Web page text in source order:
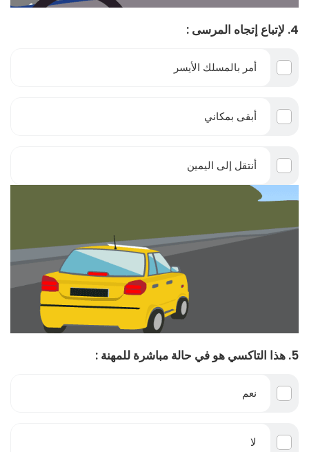
4. لإتباع إتجاه المرسى :
أمر بالمسلك الأيسر
أبقى بمكاني
أنتقل إلى اليمين
5. هذا التاكسي هو في حالة مباشرة للمهنة :
نعم
لا